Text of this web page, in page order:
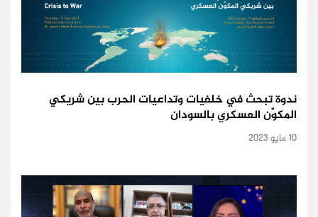
ندوة تبحث في خلفيات وتداعيات الحرب بين شريكي
المكوِّن العسكري بالسودان
10 مايو 2023